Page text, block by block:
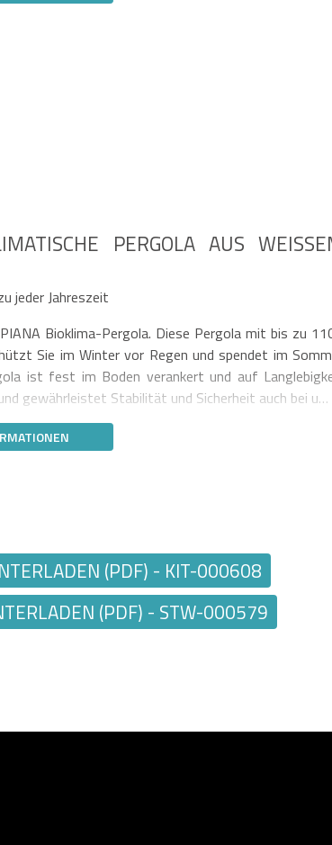
PERGOLA AUS WEISSEM
jeder Jahreszeit
Bioklima-Pergola. Diese Pergola mit bis zu
Sie im Winter vor Regen und spendet im
ist fest im Boden verankert und auf
gewährleistet Stabilität und Sicherheit auch bei u…
(PDF) - KIT-000608
(PDF) - STW-000579